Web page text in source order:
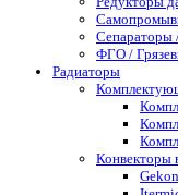
Сепараторы
ФГО /
Радиаторы
Конвекторы
Gekon